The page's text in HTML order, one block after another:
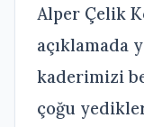
Alper Çelik
açıklamada
kaderimizi
çoğu